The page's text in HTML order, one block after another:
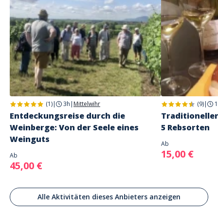
Nur auf Französisch und Englisch verfügbar
Adresse
Domaine Specht
Domaine Specht, Rue des Églises, Mittelwihr, Frankreich
Parkplatz
Kostenlose öffentliche Parkplätze in der Nähe
(1)| 3h | Mittelwihr
Entdeckungsreise durch die
Weinberge: Von der Seele eines
Weinguts
Ab
45,00 €
(9)|
Traditioneller
5 Rebsorten
Ab
15,00 €
Alle Aktivitäten dieses Anbieters anzeigen